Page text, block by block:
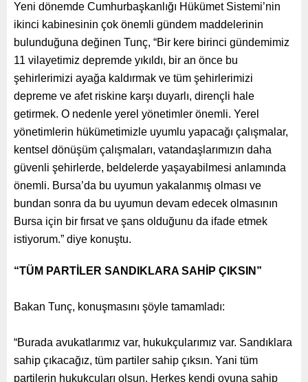
Yeni dönemde Cumhurbaşkanlığı Hükümet Sistemi’nin
ikinci kabinesinin çok önemli gündem maddelerinin
bulunduğuna değinen Tunç, “Bir kere birinci gündemimiz
11 vilayetimiz depremde yıkıldı, bir an önce bu
şehirlerimizi ayağa kaldırmak ve tüm şehirlerimizi
depreme ve afet riskine karşı duyarlı, dirençli hale
getirmek. O nedenle yerel yönetimler önemli. Yerel
yönetimlerin hükümetimizle uyumlu yapacağı çalışmalar,
kentsel dönüşüm çalışmaları, vatandaşlarımızın daha
güvenli şehirlerde, beldelerde yaşayabilmesi anlamında
önemli. Bursa’da bu uyumun yakalanmış olması ve
bundan sonra da bu uyumun devam edecek olmasının
Bursa için bir fırsat ve şans olduğunu da ifade etmek
istiyorum.” diye konuştu.
“TÜM PARTİLER SANDIKLARA SAHİP ÇIKSIN”
Bakan Tunç, konuşmasını şöyle tamamladı:
“Burada avukatlarımız var, hukukçularımız var. Sandıklara
sahip çıkacağız, tüm partiler sahip çıksın. Yani tüm
partilerin hukukçuları olsun. Herkes kendi oyuna sahip